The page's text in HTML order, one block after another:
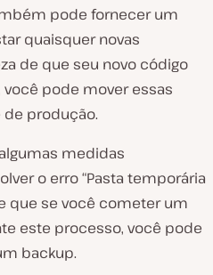
pode fornecer um
quaisquer novas
de que seu novo código
pode mover essas
de produção.
medidas
o erro “Pasta temporária
que se você cometer um
este processo, você pode
backup.